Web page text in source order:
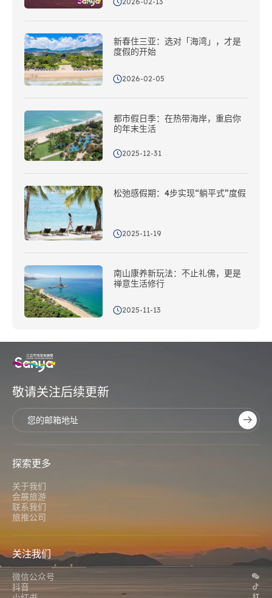
新春住三亚：选对「海湾」，才是
度假的开始
2026-02-05
都市假日季：在热带海岸，重启你
的年末生活
2025-12-31
松弛感假期：4步实现“躺平式”度假
2025-11-19
南山康养新玩法：不止礼佛，更是
禅意生活修行
2025-11-13
敬请关注后续更新
探索更多
关于我们
会展旅游
联系我们
旅推公司
关注我们
微信公众号
抖音